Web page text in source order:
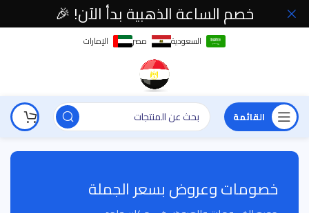
السعودية مصر الإمارات
القائمة
خصومات وعروض بسعر الجملة
خصم الساعة الذهبية بدأ الآن! 🎉